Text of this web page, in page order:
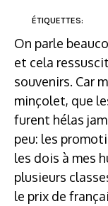
ÉTIQUETTES:
On parle
et cela
souvenirs. Car
minçolet, que
furent hélas
peu: les
les dois à mes
plusieurs
le prix de